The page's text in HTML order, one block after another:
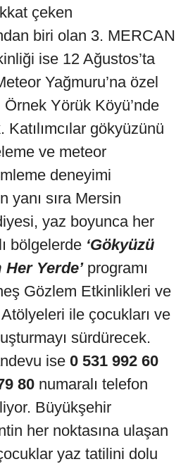
çeken
biri olan 3. MERCAN
ise 12 Ağustos’ta
Yağmuru’na özel
Yörük Köyü’nde
gökyüzünü
ve meteor
deneyimi
yanı sıra Mersin
yaz boyunca her
bölgelerde ‘Gökyüzü
Yerde’programı
Gözlem Etkinlikleri ve
ile çocukları ve
sürdürecek.
ise 0 531 992 60
80 numaralı telefon
Büyükşehir
her noktasına ulaşan
yaz tatilini dolu